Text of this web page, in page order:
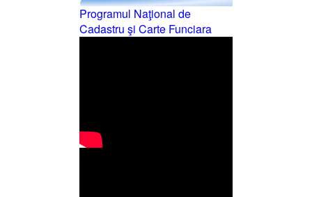
Programul Naţional de
Cadastru şi Carte Funciara